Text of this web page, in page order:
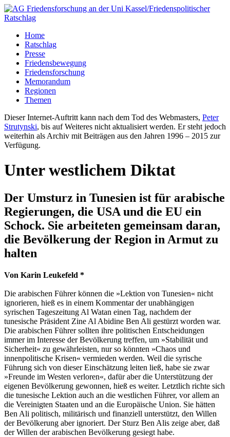
Home
Ratschlag
Presse
Friedensbewegung
Friedensforschung
Memorandum
Regionen
Themen
Dieser Internet-Auftritt kann nach dem Tod des Webmasters, Peter
Strutynski, bis auf Weiteres nicht aktualisiert werden. Er steht jedoch
weiterhin als Archiv mit Beiträgen aus den Jahren 1996 – 2015 zur
Verfügung.
Unter westlichem Diktat
Der Umsturz in Tunesien ist für arabische
Regierungen, die USA und die EU ein
Schock. Sie arbeiteten gemeinsam daran,
die Bevölkerung der Region in Armut zu
halten
Von Karin Leukefeld *
Die arabischen Führer können die »Lektion von Tunesien« nicht
ignorieren, hieß es in einem Kommentar der unabhängigen
syrischen Tageszeitung Al Watan einen Tag, nachdem der
tunesische Präsident Zine Al Abidine Ben Ali gestürzt worden war.
Die arabischen Führer sollten ihre politischen Entscheidungen
immer im Interesse der Bevölkerung treffen, um »Stabilität und
Sicherheit« zu gewährleisten, nur so könnten »Chaos und
innenpolitische Krisen« vermieden werden. Weil die syrische
Führung sich von dieser Einschätzung leiten ließ, habe sie zwar
»Freunde im Westen verloren«, dafür aber die Unterstützung der
eigenen Bevölkerung gewonnen, hieß es weiter. Letztlich richte sich
die tunesische Lektion auch an die westlichen Führer, vor allem an
die Vereinigten Staaten und an die Europäische Union. Sie hätten
Ben Ali politisch, militärisch und finanziell unterstützt, den Willen
der Bevölkerung aber ignoriert. Der Sturz Ben Alis zeige aber, daß
der Willen der arabischen Bevölkerung gesiegt habe.